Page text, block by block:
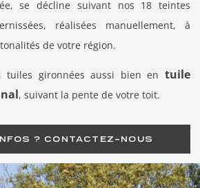
se décline suivant nos 18 teintes
réalisées manuellement, à
de votre région.
tuiles gironnées aussi bien en tuile
, suivant la pente de votre toit.
? CONTACTEZ-NOUS